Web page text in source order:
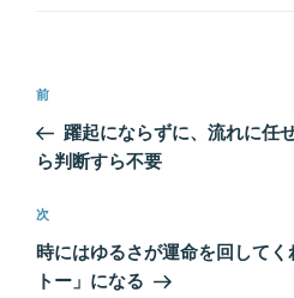
ー
投
ナ
ゲ
ー
シ
前
の
投
前
躍起にならずに、流れに
ら判断すら不要
次
の
投
次
時にはゆるさが運命を回して
トー」になる